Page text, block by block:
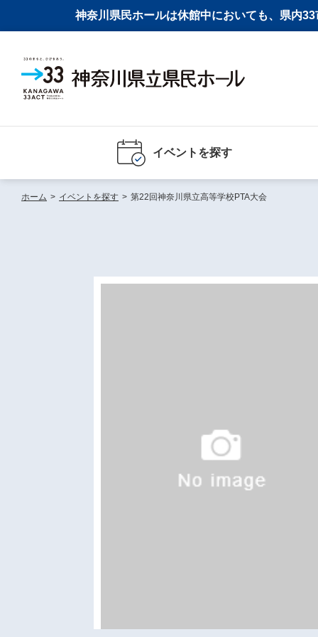
神奈川県民ホールは休館中においても、県内
イベントを探す
ホーム > イベントを探す > 第22回神奈川県立高等学校PTA大会